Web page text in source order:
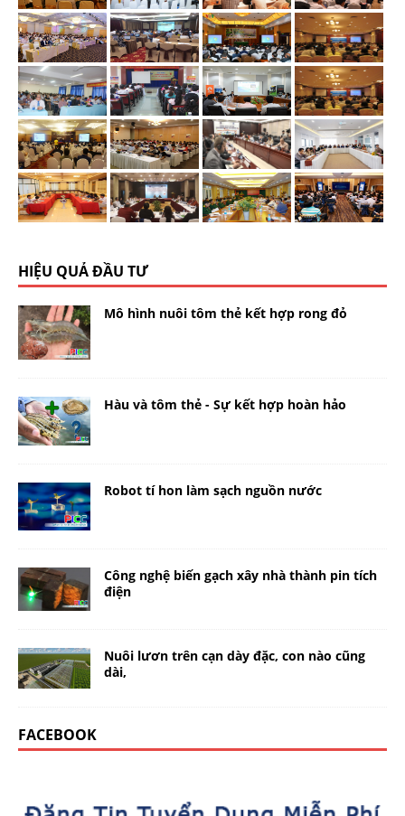
HIỆU QUẢ ĐẦU TƯ
Mô hình nuôi tôm thẻ kết hợp rong đỏ
Hàu và tôm thẻ - Sự kết hợp hoàn hảo
Robot tí hon làm sạch nguồn nước
Công nghệ biến gạch xây nhà thành pin tích
điện
Nuôi lươn trên cạn dày đặc, con nào cũng
dài,
FACEBOOK